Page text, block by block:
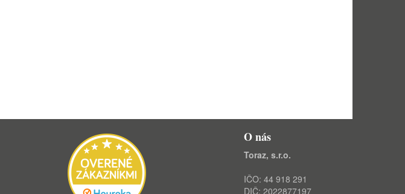
O nás
Toraz, s.r.o.
IČO: 44 918 291
DIČ: 2022877197